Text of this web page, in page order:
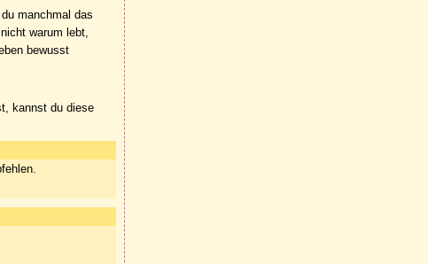
manchmal das
warum lebt,
bewusst
kannst du diese